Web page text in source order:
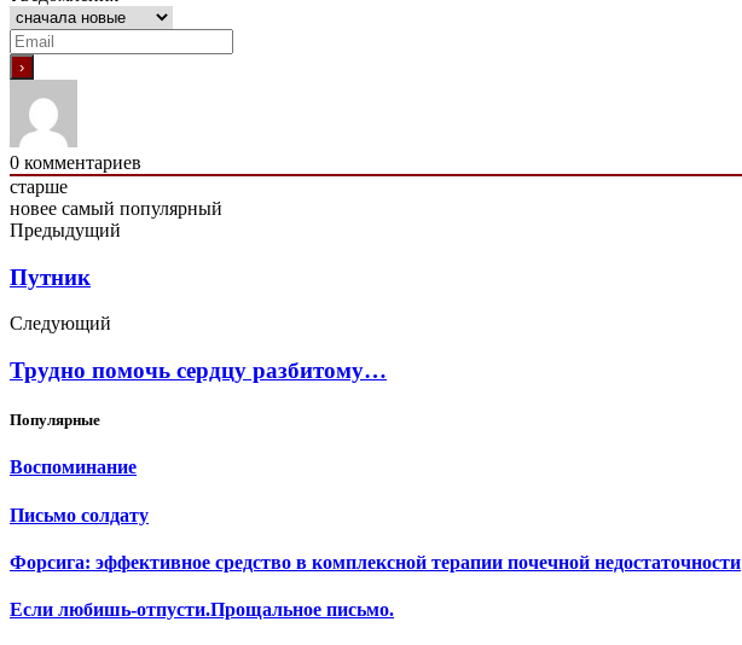
0 комментариев
старше
новее самый популярный
Предыдущий
Путник
Следующий
Трудно помочь сердцу разбитому…
Популярные
Воспоминание
Письмо солдату
Форсига: эффективное средство в комплексной терапии почечной недостаточности
Если любишь-отпусти.Прощальное письмо.